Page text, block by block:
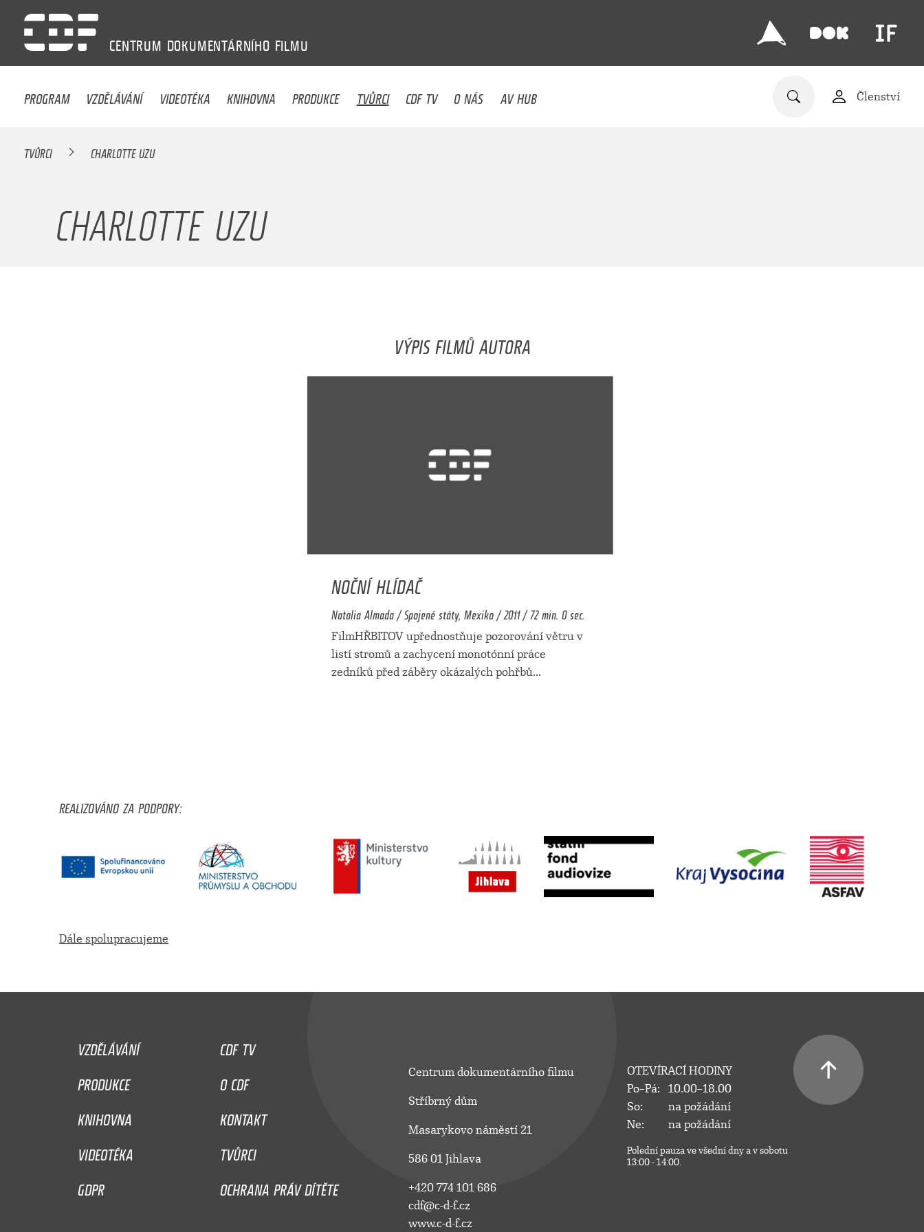
CENTRUM DOKUMENTÁRNÍHO FILMU
PROGRAM VZDĚLÁVÁNÍ VIDEOTÉKA KNIHOVNA PRODUKCE TVŮRCI CDF TV O NÁS AV HUB Členství
TVŮRCI CHARLOTTE UZU
CHARLOTTE UZU
VÝPIS FILMŮ AUTORA
NOČNÍ HLÍDAČ
Natalia Almada / Spojené státy, Mexiko / 2011 / 72 min. 0 sec.
FilmHŘBITOV upřednostňuje pozorování větru v
listí stromů a zachycení monotónní práce
zedníků před záběry okázalých pohřbů...
REALIZOVÁNO ZA PODPORY:
Dále spolupracujeme
VZDĚLÁVÁNÍ
CDF TV
PRODUKCE
O CDF
KNIHOVNA
KONTAKT
VIDEOTÉKA
TVŮRCI
GDPR
OCHRANA PRÁV DÍTĚTE
Centrum dokumentárního filmu
Stříbrný dům
Masarykovo náměstí 21
586 01 Jihlava
+420 774 101 686
cdf@c-d-f.cz
www.c-d-f.cz
OTEVÍRACÍ HODINY
Po–Pá:
10.00–18.00
So:
na požádání
Ne:
na požádání
Polední pauza ve všední dny a v sobotu
13:00 - 14:00.